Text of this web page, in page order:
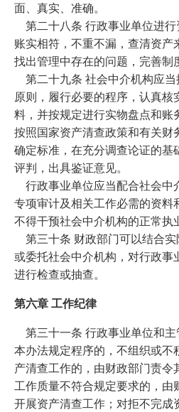
面、真实、准确。
第二十八条 行政事业单位进行
账实相符，不重不漏，查清资产
找出管理中存在的问题，完善制
第二十九条 社会中介机构应
原则，履行必要的程序，认真核
料，并按规定进行实物盘点和账
按照国家资产清查政策和有关财
确定标准，在充分调查论证的基
评判，出具鉴证意见。
行政事业单位应当配合社会中
专项审计及相关工作必需的资料
不得干预社会中介机构的正常执
第三十条 财政部门可以结合
或委托社会中介机构，对行政事
进行检查或抽查。
第六章 工作纪律
第三十一条 行政事业单位和
本办法规定程序的，不组织或不
产清查工作的，由财政部门责令
工作质量不符合规定要求的，由
开展资产清查工作；对拒不完成